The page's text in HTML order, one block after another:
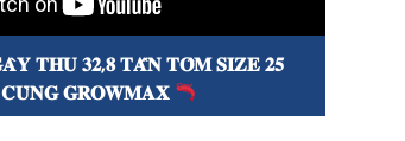
𝐀𝐍 𝐆𝐈𝐀𝐍𝐆: 𝟗𝟗 𝐍𝐆𝐀̀𝐘 𝐓𝐇𝐔 𝐇𝐎̛𝐍 𝟏𝟕 𝐓𝐀̂́𝐍
𝐓𝐎̂𝐌 𝐒𝐈𝐙𝐄 𝟏𝟗𝐂𝐎𝐍/𝐊𝐆 𝐂𝐔̀𝐍𝐆 𝐆𝐑𝐎𝐖𝐌𝐀𝐗